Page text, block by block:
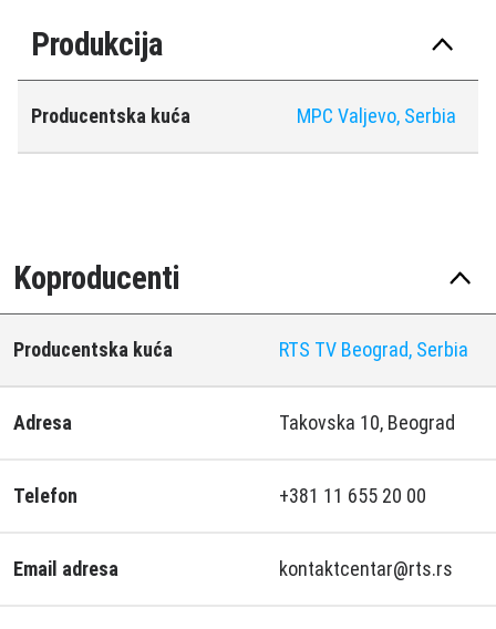
Produkcija
Producentska kuća MPC Valjevo, Serbia
Koproducenti
Producentska kuća RTS TV Beograd, Serbia
Adresa Takovska 10, Beograd
Telefon +381 11 655 20 00
Email adresa kontaktcentar@rts.rs